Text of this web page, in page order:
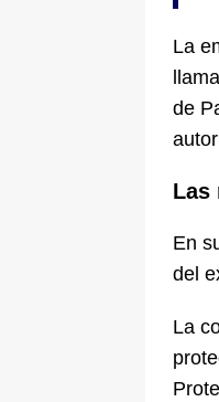
La
de
Las
En
del
La